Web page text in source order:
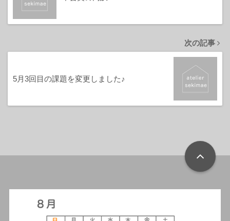
次の記事
5月3回目の課題を変更しました♪